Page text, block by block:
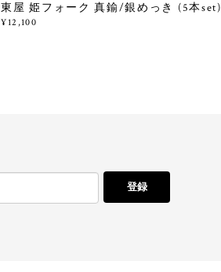
東屋 姫フォーク 真鍮/銀めっき (5本set)
¥12,100
登録